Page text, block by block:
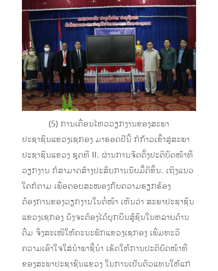
(5) ການເຄື່ອນໄຫວວຽກງານຂອງສະພາ
ປະຊາຊົນແຂວງເຊກອງ ມາຮອດປີນີ້ ກໍກ້າວເຂົ້າສູ່ສະພາ
ປະຊາຊົນແຂວງ ຊຸດທີ II. ຜ່ານການຈັດຕັ້ງປະຕິບັດໜ້າທີ່
ວຽກງານ ກໍສາມາດສ້າງປະສົບການນັບມື້ດີຂຶ້ນ. ເຖິງແນວ
ໃດກໍຕາມ ເພື່ອຕອບສະໜອງກັບຄວາມຮຽກຮ້ອງ
ຕ້ອງການຂອງວຽກງານໃນຕໍ່ໜ້າ ເຫັນວ່າ ສະພາປະຊາຊົນ
ແຂວງເຊກອງ ຍັງຈະຕ້ອງໄດ້ບຸກບືນສູ້ຊົນໃນຫລາຍດ້ານ
ຕື່ມ ຈຶ່ງສະເໜີໃຫ້ຄະນະພັກແຂວງເຊກອງ ເພີ່ມທະວີ
ຄວາມເອົາໃຈໃສ່ນໍາພາຊີ້ນໍາ ເຮັດໃຫ້ການປະຕິບັດໜ້າທີ່
ຂອງສະພາປະຊາຊົນແຂວງ ໃນການເປັນຕົວແທນໃຫ້ແກ່